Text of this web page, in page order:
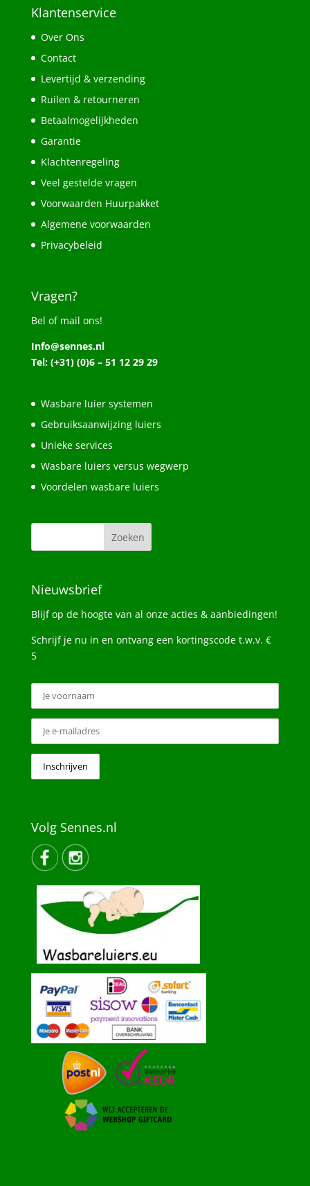
Klantenservice
Over Ons
Contact
Levertijd & verzending
Ruilen & retourneren
Betaalmogelijkheden
Garantie
Klachtenregeling
Veel gestelde vragen
Voorwaarden Huurpakket
Algemene voorwaarden
Privacybeleid
Vragen?
Bel of mail ons!
Info@sennes.nl
Tel: (+31) (0)6 – 51 12 29 29
Wasbare luier systemen
Gebruiksaanwijzing luiers
Unieke services
Wasbare luiers versus wegwerp
Voordelen wasbare luiers
Nieuwsbrief
Blijf op de hoogte van al onze acties & aanbiedingen!
Schrijf je nu in en ontvang een kortingscode t.w.v. €
5
Volg Sennes.nl